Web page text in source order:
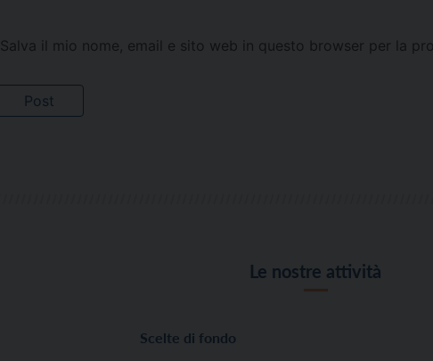
Salva il mio nome, email e sito web in questo browser per la
Le nostre attività
Scelte di fondo